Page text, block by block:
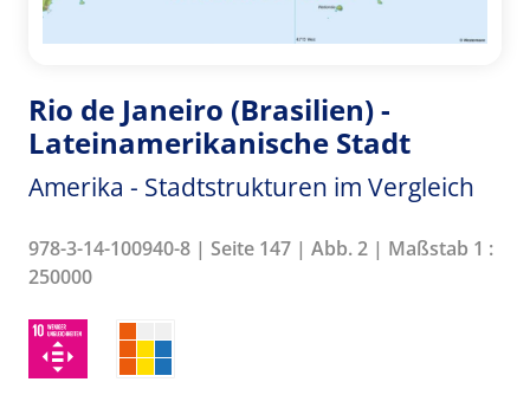
Rio de Janeiro (Brasilien) -
Lateinamerikanische Stadt
Amerika - Stadtstrukturen im Vergleich
978-3-14-100940-8 | Seite 147 | Abb. 2 | Maßstab 1 :
250000